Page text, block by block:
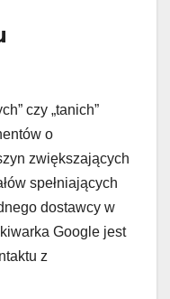
czy „tanich”
o
zwiększających
spełniających
dostawcy w
Google jest
z